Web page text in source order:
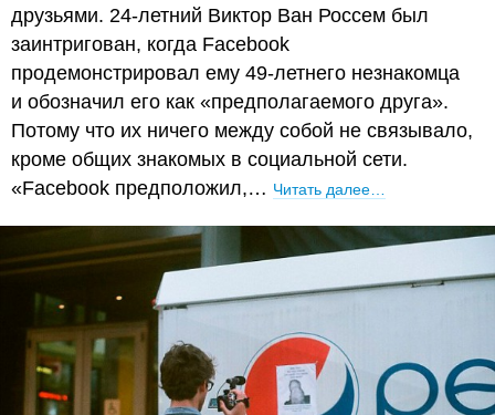
друзьями. 24-летний Виктор Ван Россем был
заинтригован, когда Facebook
продемонстрировал ему 49-летнего незнакомца
и обозначил его как «предполагаемого друга».
Потому что их ничего между собой не связывало,
кроме общих знакомых в социальной сети.
«Facebook предположил,… Читать далее…